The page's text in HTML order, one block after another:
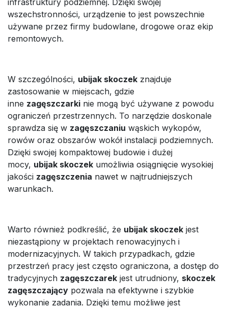
infrastruktury podziemnej. Dzięki swojej
wszechstronności, urządzenie to jest powszechnie
używane przez firmy budowlane, drogowe oraz ekip
remontowych.
W szczególności, ubijak skoczek znajduje
zastosowanie w miejscach, gdzie
inne zagęszczarki nie mogą być używane z powodu
ograniczeń przestrzennych. To narzędzie doskonale
sprawdza się w zagęszczaniu wąskich wykopów,
rowów oraz obszarów wokół instalacji podziemnych.
Dzięki swojej kompaktowej budowie i dużej
mocy, ubijak skoczek umożliwia osiągnięcie wysokiej
jakości zagęszczenia nawet w najtrudniejszych
warunkach.
Warto również podkreślić, że ubijak skoczek jest
niezastąpiony w projektach renowacyjnych i
modernizacyjnych. W takich przypadkach, gdzie
przestrzeń pracy jest często ograniczona, a dostęp do
tradycyjnych zagęszczarek jest utrudniony, skoczek
zagęszczający pozwala na efektywne i szybkie
wykonanie zadania. Dzięki temu możliwe jest